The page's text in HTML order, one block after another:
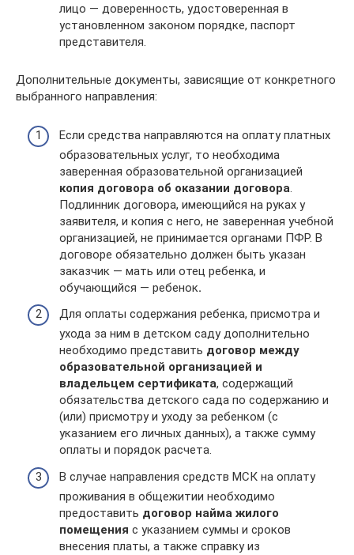
лицо — доверенность, удостоверенная в
установленном законом порядке, паспорт
представителя.
Дополнительные документы, зависящие от конкретного
выбранного направления:
Если средства направляются на оплату платных
образовательных услуг, то необходима
заверенная образовательной организацией
копия договора об оказании договора
Подлинник договора, имеющийся на руках у
заявителя, и копия с него, не заверенная учебной
организацией, не принимается органами ПФР. В
договоре обязательно должен быть указан
заказчик — мать или отец ребенка, и
обучающийся — ребенок.
Для оплаты содержания ребенка, присмотра и
ухода за ним в детском саду дополнительно
необходимо представить договор между
образовательной организацией и
владельцем сертификата, содержащий
обязательства детского сада по содержанию и
(или) присмотру и уходу за ребенком (с
указанием его личных данных), а также сумму
оплаты и порядок расчета.
В случае направления средств МСК на оплату
проживания в общежитии необходимо
предоставить договор найма жилого
помещения с указанием суммы и сроков
внесения платы, а также справку из